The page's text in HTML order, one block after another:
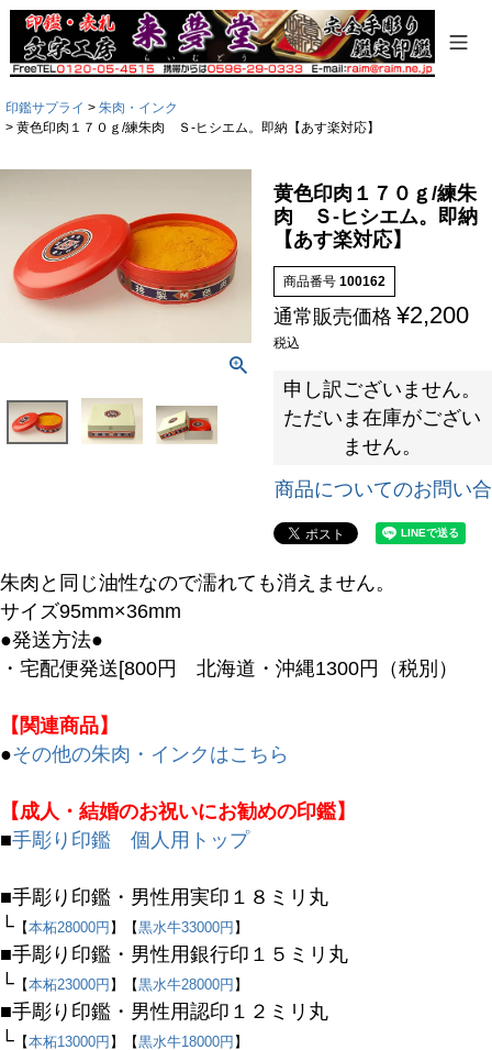
印鑑サプライ
朱肉・インク
黄色印肉１７０ｇ/練朱肉 Ｓ-ヒシエム。即納【あす楽対応】
黄色印肉１７０ｇ/練朱
肉 Ｓ-ヒシエム。即納
【あす楽対応】
商品番号 100162
通常販売価格 ¥2,200
税込
申し訳ございません。
ただいま在庫がござい
ません。
商品についてのお問い
朱肉と同じ油性なので濡れても消えません。
サイズ95mm×36mm
●発送方法●
・宅配便発送[800円 北海道・沖縄1300円（税別）
【関連商品】
●その他の朱肉・インクはこちら
【成人・結婚のお祝いにお勧めの印鑑】
■手彫り印鑑 個人用トップ
■手彫り印鑑・男性用実印１８ミリ丸
└ 【本柘28000円 】【黒水牛33000円 】
■手彫り印鑑・男性用銀行印１５ミリ丸
└ 【本柘23000円 】【黒水牛28000円 】
■手彫り印鑑・男性用認印１２ミリ丸
└ 【本柘13000円 】【黒水牛18000円 】
キーワード
価格
〜
商品タグ
セール
限定